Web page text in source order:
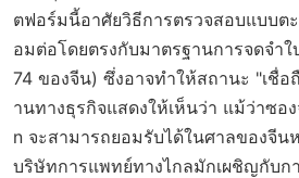
ตฟอร์มนี้อาศัยวิธีการตรวจสอบแบบต
อมต่อโดยตรงกับมาตรฐานการจดจำ
74 ของจีน) ซึ่งอาจทำให้สถานะ "เชื่
านทางธุรกิจแสดงให้เห็นว่า แม้ว่าซอ
n จะสามารถยอมรับได้ในศาลของจีน
บริษัทการแพทย์ทางไกลมักเผชิญกับก